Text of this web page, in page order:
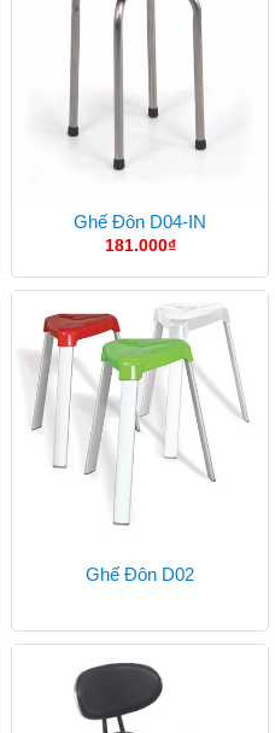
Ghế Đôn D04-IN
181.000₫
Ghế Đôn D02